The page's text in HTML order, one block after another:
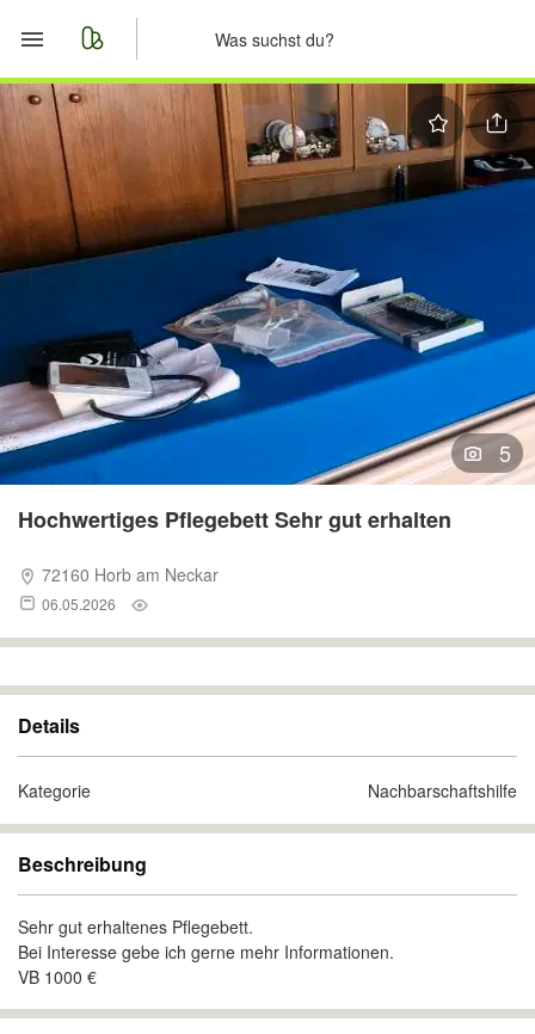
Start
Merkliste
Nachrichten
Anzeige aufgeben
5
Hochwertiges Pflegebett Sehr gut erhalten
72160 Horb am Neckar
06.05.2026
Details
Kategorie Nachbarschaftshilfe
Beschreibung
Sehr gut erhaltenes Pflegebett.
Bei Interesse gebe ich gerne mehr Informationen.
VB 1000 €